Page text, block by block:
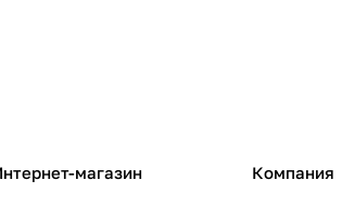
магазин Компания